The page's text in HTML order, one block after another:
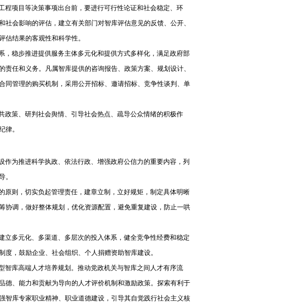
项目等决策事项出台前，要进行可行性论证和社会稳定、环
会影响的评估，建立有关部门对智库评估意见的反馈、公开、
结果的客观性和科学性。
稳步推进提供服务主体多元化和提供方式多样化，满足政府部
任和义务。凡属智库提供的咨询报告、政策方案、规划设计、
管理的购买机制，采用公开招标、邀请招标、竞争性谈判、单
策、研判社会舆情、引导社会热点、疏导公众情绪的积极作
律。
为推进科学执政、依法行政、增强政府公信力的重要内容，列
。
则，切实负起管理责任，建章立制，立好规矩，制定具体明晰
调，做好整体规划，优化资源配置，避免重复建设，防止一哄
多元化、多渠道、多层次的投入体系，健全竞争性经费和稳定
，鼓励企业、社会组织、个人捐赠资助智库建设。
库高端人才培养规划。推动党政机关与智库之间人才有序流
、能力和贡献为导向的人才评价机制和激励政策。探索有利于
库专家职业精神、职业道德建设，引导其自觉践行社会主义核